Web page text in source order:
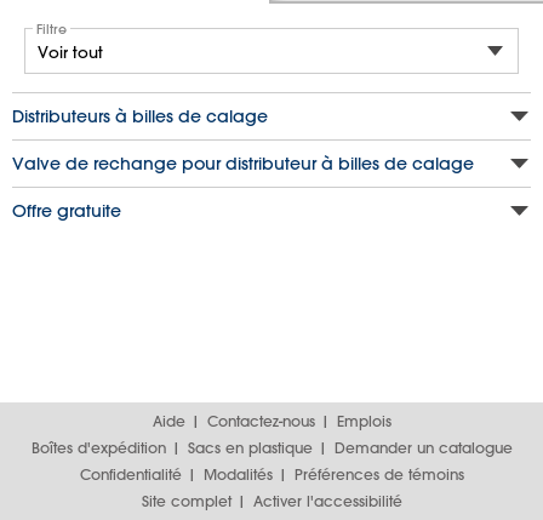
Filtre
Distributeurs à billes de calage
Valve de rechange pour distributeur à billes de calage
Offre gratuite
Aide Contactez-nous
Emplois
Boîtes d'expédition
Sacs en plastique
Demander un catalogue
Confidentialité
Modalités
Préférences de témoins
Site complet
Activer l'accessibilité